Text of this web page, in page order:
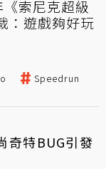
《索尼克超級
：遊戲夠好玩
Speedrun
奇特BUG引發